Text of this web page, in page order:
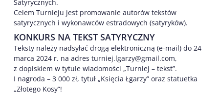
Satyrycznych.
Celem Turnieju jest promowanie autorów tekstów
satyrycznych i wykonawców estradowych (satyryków).
KONKURS NA TEKST SATYRYCZNY
Teksty należy nadsyłać drogą elektroniczną (e-mail) do 24
marca 2024 r. na adres turniej.lgarzy@gmail.com,
z dopiskiem w tytule wiadomości „Turniej – tekst”.
I nagroda – 3 000 zł, tytuł „Księcia Łgarzy” oraz statuetka
„Złotego Kosy”!